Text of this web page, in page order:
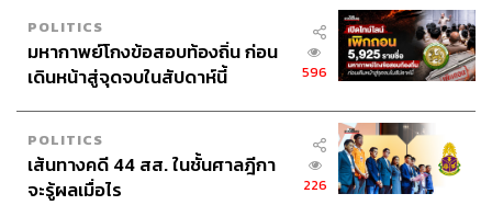
POLITICS
มหากาพย์โกงข้อสอบท้องถิ่น ก่อน
เดินหน้าสู่จุดจบในสัปดาห์นี้
596
POLITICS
เส้นทางคดี 44 สส. ในชั้นศาลฎีกา
จะรู้ผลเมื่อไร
226